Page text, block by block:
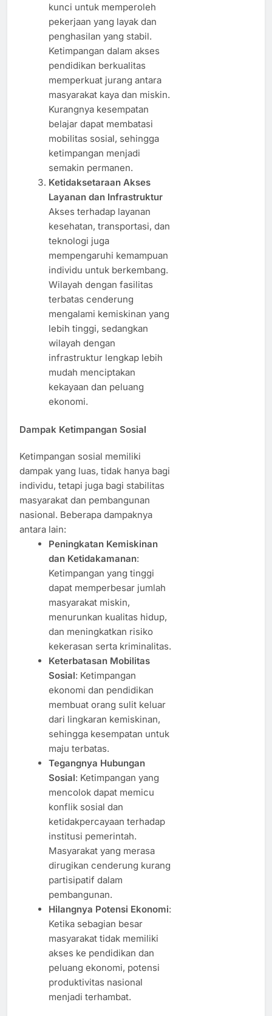
kunci untuk memperoleh
pekerjaan yang layak dan
penghasilan yang stabil.
Ketimpangan dalam akses
pendidikan berkualitas
memperkuat jurang antara
masyarakat kaya dan miskin.
Kurangnya kesempatan
belajar dapat membatasi
mobilitas sosial, sehingga
ketimpangan menjadi
semakin permanen.
Ketidaksetaraan Akses
Layanan dan Infrastruktur
Akses terhadap layanan
kesehatan, transportasi, dan
teknologi juga
mempengaruhi kemampuan
individu untuk berkembang.
Wilayah dengan fasilitas
terbatas cenderung
mengalami kemiskinan yang
lebih tinggi, sedangkan
wilayah dengan
infrastruktur lengkap lebih
mudah menciptakan
kekayaan dan peluang
ekonomi.
Dampak Ketimpangan Sosial
Ketimpangan sosial memiliki
dampak yang luas, tidak hanya bagi
individu, tetapi juga bagi stabilitas
masyarakat dan pembangunan
nasional. Beberapa dampaknya
antara lain:
Peningkatan Kemiskinan
dan Ketidakamanan:
Ketimpangan yang tinggi
dapat memperbesar jumlah
masyarakat miskin,
menurunkan kualitas hidup,
dan meningkatkan risiko
kekerasan serta kriminalitas.
Keterbatasan Mobilitas
Sosial: Ketimpangan
ekonomi dan pendidikan
membuat orang sulit keluar
dari lingkaran kemiskinan,
sehingga kesempatan untuk
maju terbatas.
Tegangnya Hubungan
Sosial: Ketimpangan yang
mencolok dapat memicu
konflik sosial dan
ketidakpercayaan terhadap
institusi pemerintah.
Masyarakat yang merasa
dirugikan cenderung kurang
partisipatif dalam
pembangunan.
Hilangnya Potensi Ekonomi:
Ketika sebagian besar
masyarakat tidak memiliki
akses ke pendidikan dan
peluang ekonomi, potensi
produktivitas nasional
menjadi terhambat.